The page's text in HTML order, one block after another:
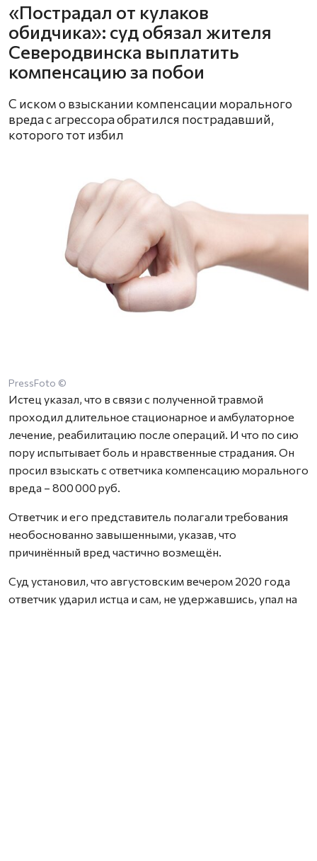
«Пострадал от кулаков
обидчика»: суд обязал жителя
Северодвинска выплатить
компенсацию за побои
С иском о взыскании компенсации морального
вреда с агрессора обратился пострадавший,
которого тот избил
PressFoto ©
Истец указал, что в связи с полученной травмой
проходил длительное стационарное и амбулаторное
лечение, реабилитацию после операций. И что по сию
пору испытывает боль и нравственные страдания. Он
просил взыскать с ответчика компенсацию морального
вреда – 800 000 руб.
Ответчик и его представитель полагали требования
необоснованно завышенными, указав, что
причинённый вред частично возмещён.
Суд установил, что августовским вечером 2020 года
ответчик ударил истца и сам, не удержавшись, упал на